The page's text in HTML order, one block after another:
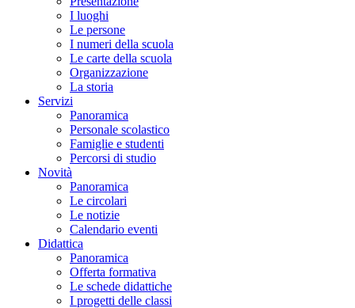
I luoghi
Le persone
I numeri della scuola
Le carte della scuola
Organizzazione
La storia
Servizi
Panoramica
Personale scolastico
Famiglie e studenti
Percorsi di studio
Novità
Panoramica
Le circolari
Le notizie
Calendario eventi
Didattica
Panoramica
Offerta formativa
Le schede didattiche
I progetti delle classi